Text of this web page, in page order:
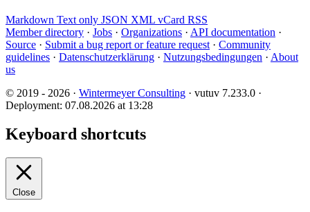
Markdown Text only JSON XML vCard RSS
Member directory · Jobs · Organizations · API documentation ·
Source · Submit a bug report or feature request · Community
guidelines · Datenschutzerklärung · Nutzungsbedingungen · About
us
© 2019 - 2026 · Wintermeyer Consulting · vutuv 7.233.0 ·
Deployment: 07.08.2026 at 13:28
Keyboard shortcuts
Close